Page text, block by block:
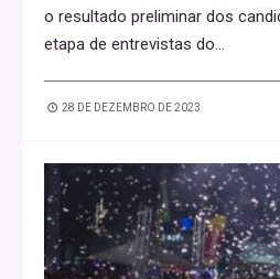
o resultado preliminar dos
etapa de entrevistas do
28 DE DEZEMBRO DE 2023